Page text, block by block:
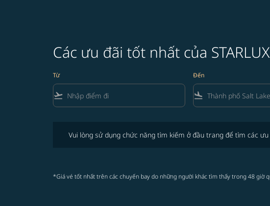
Các ưu đãi tốt nhất của
Từ
flight_takeoff
Đến
flight_land
Vui lòng sử dụng chức năng tìm kiếm ở đầu trang để tìm các
*Giá vé tốt nhất trên các chuyến bay do những người khác tìm thấy trong 48 giờ